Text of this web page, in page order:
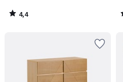
4,4
/
/